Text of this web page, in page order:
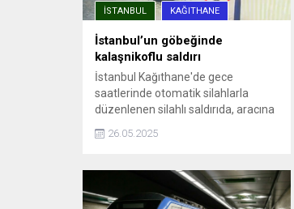
İSTANBUL KAĞITHANE
İstanbul’un göbeğinde
kalaşnikoflu saldırı
İstanbul Kağıthane'de gece
saatlerinde otomatik silahlarla
düzenlenen silahlı saldırıda, aracına
ateş açılan Ümit Engin şans eseri
yara almadan kurtuldu. Saldırı anı
26.05.2025